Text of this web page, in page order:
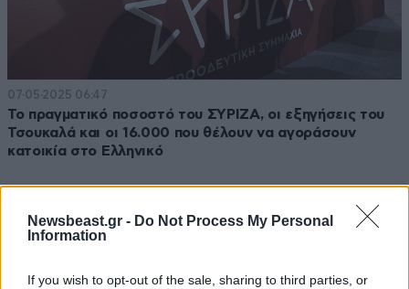
Newsbeast.gr - Do Not Process My Personal
Information
If you wish to opt-out of the sale, sharing to third parties, or
07·05·2025 06:47
Το πραγματικό ποσοστό του ΣΥΡΙΖΑ, οι εξηγήσεις του
Τσουκαλά και οι 16.000 που θέλουν να αγοράσουν
κατοικία στο Ελληνικό